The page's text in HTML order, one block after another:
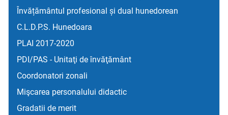
Învățământul profesional și dual hunedorean
C.L.D.P.S. Hunedoara
PLAI 2017-2020
PDI/PAS - Unitaţi de învăţământ
Coordonatori zonali
Mişcarea personalului didactic
Gradatii de merit